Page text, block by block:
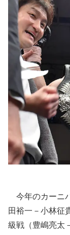
今年のカーニ
田裕一－小林征
級戦（豊嶋亮太